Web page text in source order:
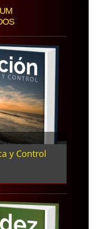
y Control